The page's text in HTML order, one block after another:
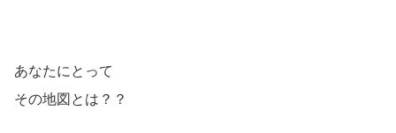
あなたにとって
その地図とは？？